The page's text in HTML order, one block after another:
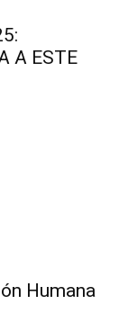
A ESTE
Humana